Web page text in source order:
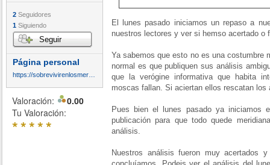
2 Seguidores
1 Siguiendo
Seguir
Página personal
Valoración:
0.00
Tu Valoración:
*****
El lunes pasado iniciamos un repaso a
nuestros lectores y ver si hemso acertado o
Ya sabemos que esto no es una costumbre
normal es que publiquen sus análisis
que la verógine informativa que habita
moscas fallan. Si aciertan ellos rescatan los
Pues bien el lunes pasado ya iniciamos
publicación para que todo quede
análisis.
Nuestros análisis fueron muy acertados